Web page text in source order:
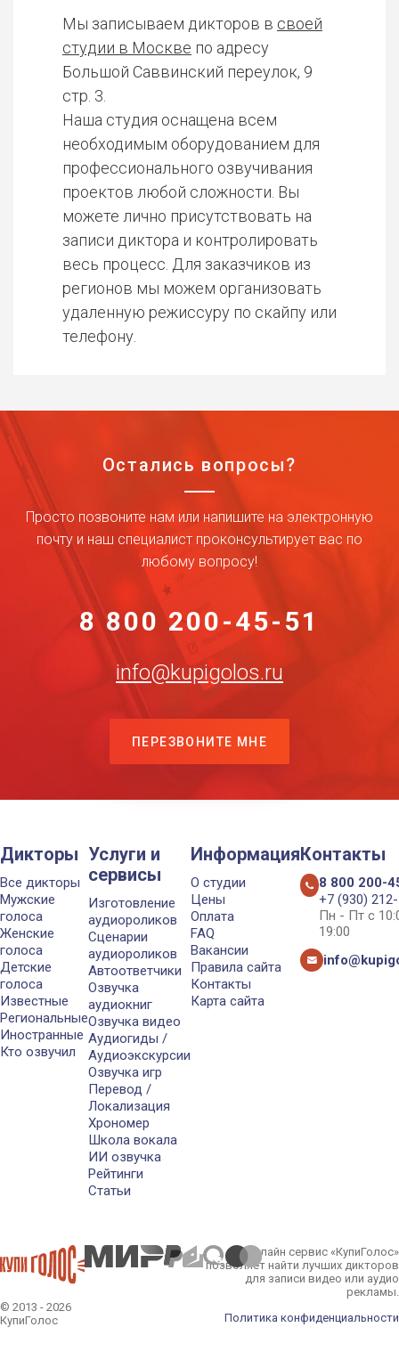
Мы записываем дикторов в своей
студии в Москве по адресу
Большой Саввинский переулок, 9
стр. 3.
Наша студия оснащена всем
необходимым оборудованием для
профессионального озвучивания
проектов любой сложности. Вы
можете лично присутствовать на
записи диктора и контролировать
весь процесс. Для заказчиков из
регионов мы можем организовать
удаленную режиссуру по скайпу или
телефону.
Остались вопросы?
Просто позвоните нам или напишите на электронную
почту и наш специалист проконсультирует вас по
любому вопросу!
8 800 200-45-51
info@kupigolos.ru
ПЕРЕЗВОНИТЕ МНЕ
Дикторы
Все дикторы
Мужские
голоса
Женские
голоса
Детские
голоса
Известные
Региональные
Иностранные
Кто озвучил
Услуги и
сервисы
Изготовление
аудиороликов
Сценарии
аудиороликов
Автоответчики
Озвучка
аудиокниг
Озвучка видео
Аудиогиды /
Аудиоэкскурсии
Озвучка игр
Перевод /
Локализация
Хрономер
Школа вокала
ИИ озвучка
Рейтинги
Статьи
Информация
О студии
Цены
Оплата
FAQ
Вакансии
Правила сайта
Контакты
Карта сайта
Контакты
8 800 200-
+7 (930)
Пн - Пт с
19:00
© 2013 - 2026
КупиГолос
Онлайн сервис «КупиГолос»
позволяет найти лучших дикторов
для записи видео или аудио
рекламы.
Политика конфиденциальности